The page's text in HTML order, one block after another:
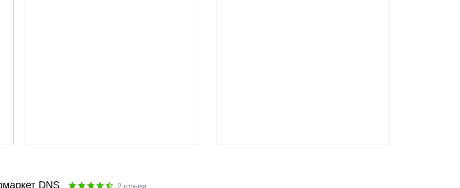
DNS 2 отзыва